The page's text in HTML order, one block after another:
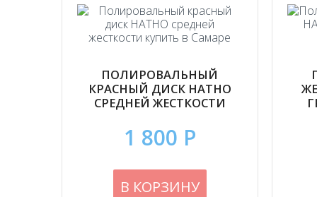
ПОЛИРОВАЛЬНЫЙ
КРАСНЫЙ ДИСК HATHO
СРЕДНЕЙ ЖЕСТКОСТИ
1 800 Р
В КОРЗИНУ